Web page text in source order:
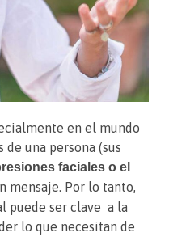
en el mundo
una persona (sus
faciales o el
mensaje. Por lo tanto,
puede ser clave a la
lo que necesitan de